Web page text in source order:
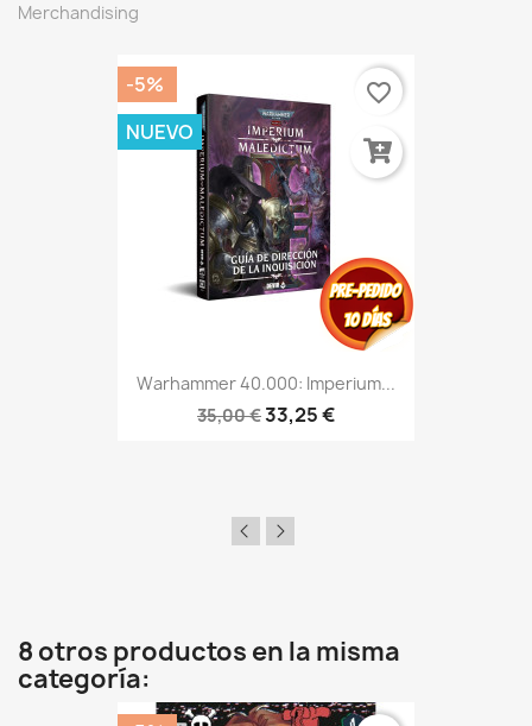
Merchandising
Warhammer 40.000: Imperium...
35,00 €33,25 €
-5%
NUEVO
favorite_border
8 otros productos en la misma
categoría: